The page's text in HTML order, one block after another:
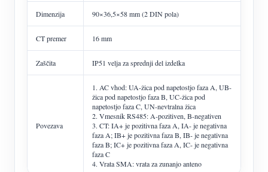
Dimenzija 90×36,5×58 mm (2 DIN pola)
CT premer 16 mm
Zaščita IP51 velja za sprednji del izdelka
Povezava
1. AC vhod: UA-žica pod napetostjo faza A, UB-
žica pod napetostjo faza B, UC-žica pod
napetostjo faza C, UN-nevtralna žica
2. Vmesnik RS485: A-pozitiven, B-negativen
3. CT: IA+ je pozitivna faza A, IA- je negativna
faza A; IB+ je pozitivna faza B, IB- je negativna
faza B; IC+ je pozitivna faza A, IC- je negativna
faza C
4. Vrata SMA: vrata za zunanjo anteno